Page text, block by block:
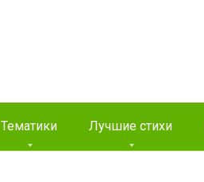
Тематики Лучшие стихи